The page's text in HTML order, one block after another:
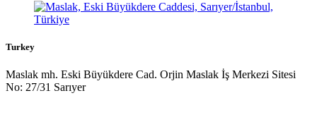
Turkey
Maslak mh. Eski Büyükdere Cad. Orjin Maslak İş Merkezi Sitesi
No: 27/31 Sarıyer